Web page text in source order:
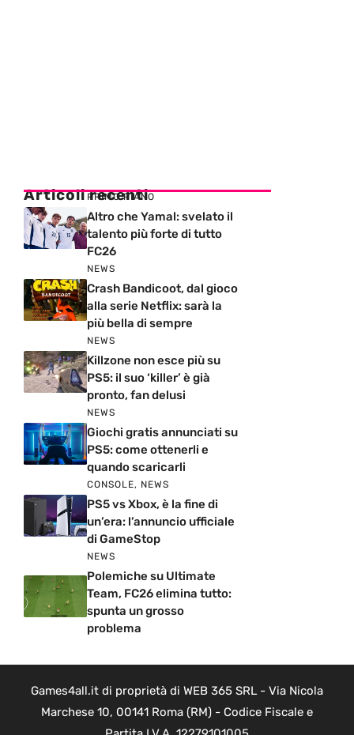
Articoli recenti
PRIMO PIANO
Altro che Yamal: svelato il
talento più forte di tutto
FC26
NEWS
Crash Bandicoot, dal gioco
alla serie Netflix: sarà la
più bella di sempre
NEWS
Killzone non esce più su
PS5: il suo ‘killer’ è già
pronto, fan delusi
NEWS
Giochi gratis annunciati su
PS5: come ottenerli e
quando scaricarli
CONSOLE, NEWS
PS5 vs Xbox, è la fine di
un’era: l’annuncio ufficiale
di GameStop
NEWS
Polemiche su Ultimate
Team, FC26 elimina tutto:
spunta un grosso
problema
Games4all.it di proprietà di WEB 365 SRL - Via Nicola
Marchese 10, 00141 Roma (RM) - Codice Fiscale e